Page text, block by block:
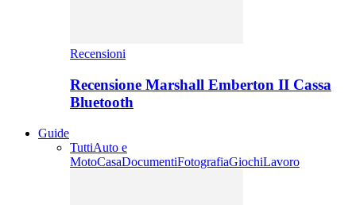
Recensioni
Recensione Marshall Emberton II Cassa
Bluetooth
Guide
TuttiAuto e
MotoCasaDocumentiFotografiaGiochiLavoro